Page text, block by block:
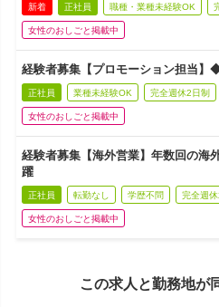
新着 正社員 職種・業種未経験OK
女性のおしごと掲載中
経験者募集【プロモーション担当】
正社員 業種未経験OK 完全週休2日制
女性のおしごと掲載中
経験者募集【海外営業】年数回の海
躍
正社員 転勤なし 学歴不問 完全週休
女性のおしごと掲載中
この求人と勤務地が